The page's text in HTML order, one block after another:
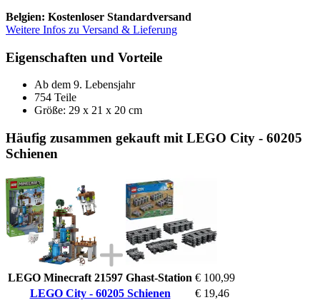
Belgien: Kostenloser Standardversand
Weitere Infos zu Versand & Lieferung
Eigenschaften und Vorteile
Ab dem 9. Lebensjahr
754 Teile
Größe: 29 x 21 x 20 cm
Häufig zusammen gekauft mit LEGO City - 60205
Schienen
LEGO Minecraft 21597 Ghast-Station € 100,99
LEGO City - 60205 Schienen
€ 19,46